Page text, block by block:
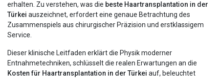
erhalten. Zu verstehen, was die beste Haartransplantation in der
Türkei auszeichnet, erfordert eine genaue Betrachtung des
Zusammenspiels aus chirurgischer Präzision und erstklassigem
Service.
Dieser klinische Leitfaden erklärt die Physik moderner
Entnahmetechniken, schlüsselt die realen Erwartungen an die
Kosten für Haartransplantation in der Türkei auf, beleuchtet